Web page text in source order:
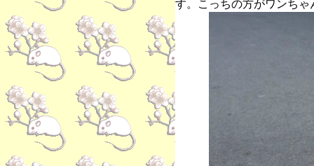
す。こっちの方がワンち